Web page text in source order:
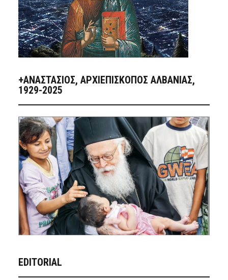
+ΑΝΑΣΤΆΣΙΟΣ, ΑΡΧΙΕΠΊΣΚΟΠΟΣ ΑΛΒΑΝΊΑΣ,
1929-2025
EDITORIAL